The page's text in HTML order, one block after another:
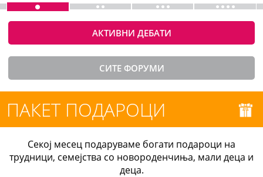
АКТИВНИ ДЕБАТИ
СИТЕ ФОРУМИ
ПАКЕТ ПОДАРОЦИ
Секој месец подаруваме богати подароци на
трудници, семејства со новороденчиња, мали деца и
деца.